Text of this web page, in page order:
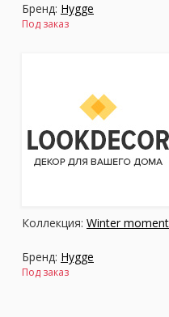
Бренд: Hygge
Под заказ
Коллекция: Winter moment
Бренд: Hygge
Под заказ